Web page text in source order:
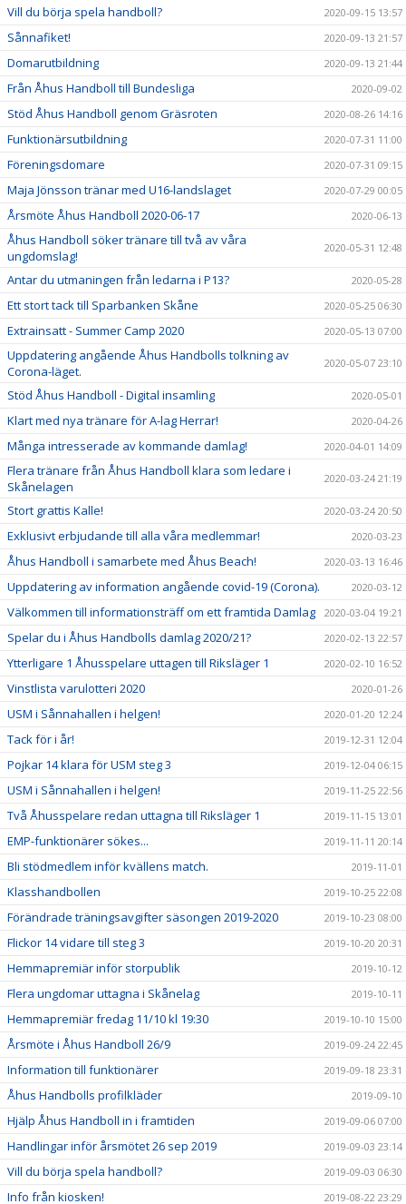
Vill du börja spela handboll? 2020-09-15 13:57
Sånnafiket! 2020-09-13 21:57
Domarutbildning 2020-09-13 21:44
Från Åhus Handboll till Bundesliga 2020-09-02
Stöd Åhus Handboll genom Gräsroten 2020-08-26 14:16
Funktionärsutbildning 2020-07-31 11:00
Föreningsdomare 2020-07-31 09:15
Maja Jönsson tränar med U16-landslaget 2020-07-29 00:05
Årsmöte Åhus Handboll 2020-06-17 2020-06-13
Åhus Handboll söker tränare till två av våra
ungdomslag!
2020-05-31 12:48
Antar du utmaningen från ledarna i P13? 2020-05-28
Ett stort tack till Sparbanken Skåne 2020-05-25 06:30
Extrainsatt - Summer Camp 2020 2020-05-13 07:00
Uppdatering angående Åhus Handbolls tolkning av
Corona-läget.
2020-05-07 23:10
Stöd Åhus Handboll - Digital insamling 2020-05-01
Klart med nya tränare för A-lag Herrar! 2020-04-26
Många intresserade av kommande damlag! 2020-04-01 14:09
Flera tränare från Åhus Handboll klara som ledare i
Skånelagen
2020-03-24 21:19
Stort grattis Kalle! 2020-03-24 20:50
Exklusivt erbjudande till alla våra medlemmar! 2020-03-23
Åhus Handboll i samarbete med Åhus Beach! 2020-03-13 16:46
Uppdatering av information angående covid-19 (Corona). 2020-03-12
Välkommen till informationsträff om ett framtida Damlag 2020-03-04 19:21
Spelar du i Åhus Handbolls damlag 2020/21? 2020-02-13 22:57
Ytterligare 1 Åhusspelare uttagen till Riksläger 1 2020-02-10 16:52
Vinstlista varulotteri 2020 2020-01-26
USM i Sånnahallen i helgen! 2020-01-20 12:24
Tack för i år! 2019-12-31 12:04
Pojkar 14 klara för USM steg 3 2019-12-04 06:15
USM i Sånnahallen i helgen! 2019-11-25 22:56
Två Åhusspelare redan uttagna till Riksläger 1 2019-11-15 13:01
EMP-funktionärer sökes... 2019-11-11 20:14
Bli stödmedlem inför kvällens match. 2019-11-01
Klasshandbollen 2019-10-25 22:08
Förändrade träningsavgifter säsongen 2019-2020 2019-10-23 08:00
Flickor 14 vidare till steg 3 2019-10-20 20:31
Hemmapremiär inför storpublik 2019-10-12
Flera ungdomar uttagna i Skånelag 2019-10-11
Hemmapremiär fredag 11/10 kl 19:30 2019-10-10 15:00
Årsmöte i Åhus Handboll 26/9 2019-09-24 22:45
Information till funktionärer 2019-09-18 23:31
Åhus Handbolls profilkläder 2019-09-10
Hjälp Åhus Handboll in i framtiden 2019-09-06 07:00
Handlingar inför årsmötet 26 sep 2019 2019-09-03 23:14
Vill du börja spela handboll? 2019-09-03 06:30
Info från kiosken! 2019-08-22 23:29